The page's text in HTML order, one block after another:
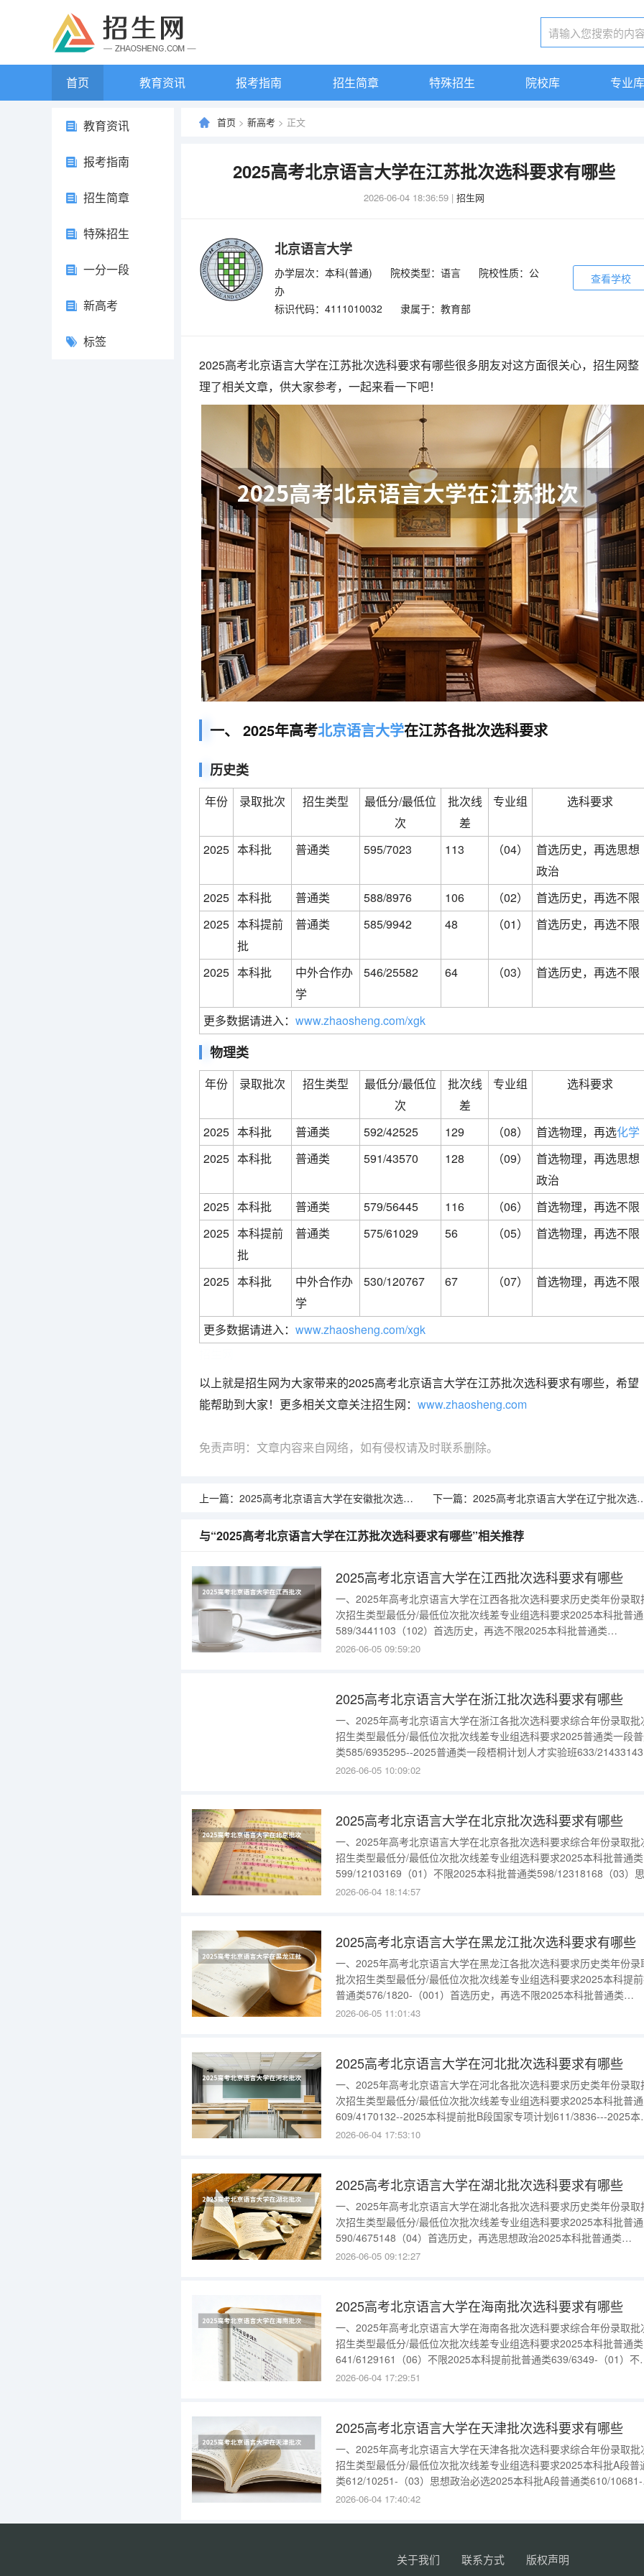
首页 教育资讯 报考指南 招生简章 特殊招生 院校库 专业
教育资讯
报考指南
招生简章
特殊招生
一分一段
新高考
标签
首页 > 新高考 > 正文
2025高考北京语言大学在江苏批次选科要求有哪些
2026-06-04 18:36:59 | 招生网
北京语言大学
办学层次：本科(普通) 院校类型：语言
院校性质：公
办
标识代码：4111010032
隶属于：教育部
查看学校
2025高考北京语言大学在江苏批次选科要求有哪些很多朋友对这方面很关心，招生网整
理了相关文章，供大家参考，一起来看一下吧！
一、 2025年高考北京语言大学在江苏各批次选科要求
历史类
年份 录取批次 招生类型
最低分/最低位
次
批次线
差
专业组 选科要求
2025 本科批 普通类 595/7023 113 （04）
首选历史，再选思想
政治
2025 本科批 普通类 588/8976 106 （02）
首选历史，再选不限
2025 本科提前
批
普通类 585/9942 48 （01） 首选历史，再选不限
2025 本科批
中外合作办
学
546/25582 64 （03） 首选历史，再选不限
更多数据请进入： www.zhaosheng.com/xgk
物理类
年份 录取批次 招生类型
最低分/最低位
次
批次线
差
专业组 选科要求
2025 本科批 普通类 592/42525 129 （08） 首选物理，再选化学
2025 本科批 普通类 591/43570 128 （09）
首选物理，再选思想
政治
2025 本科批 普通类 579/56445 116 （06）
首选物理，再选不限
2025 本科提前
批
普通类 575/61029 56 （05） 首选物理，再选不限
2025 本科批
中外合作办
学
530/120767 67 （07） 首选物理，再选不限
更多数据请进入： www.zhaosheng.com/xgk
以上就是招生网为大家带来的2025高考北京语言大学在江苏批次选科要求有哪些，希望
能帮助到大家！更多相关文章关注招生网： www.zhaosheng.com
免责声明：文章内容来自网络，如有侵权请及时联系删除。
上一篇： 2025高考北京语言大学在安徽批次选科要求有哪些 下一篇： 2025高考北京语言大学在辽宁批次选科要求有哪些
与“2025高考北京语言大学在江苏批次选科要求有哪些”相关推荐
2025高考北京语言大学在江西批次选科要求有哪些
一、2025年高考北京语言大学在江西各批次选科要求历史类年份录取
次招生类型最低分/最低位次批次线差专业组选科要求2025本科批普
589/3441103（102）首选历史，再选不限2025本科批普通类
553/1166767（103）首选历史，再选不限2025本科提前批普通类-/--
2026-06-05 09:59:20
2025高考北京语言大学在浙江批次选科要求有哪些
一、2025年高考北京语言大学在浙江各批次选科要求综合年份录取批
招生类型最低分/最低位次批次线差专业组选科要求2025普通类一段
类585/6935295--2025普通类一段梧桐计划人才实验班633/
-2025普通类一段中外合作办学541/12347051--更多数据请进入：
2026-06-05 10:09:02
2025高考北京语言大学在北京批次选科要求有哪些
一、2025年高考北京语言大学在北京各批次选科要求综合年份录取批
招生类型最低分/最低位次批次线差专业组选科要求2025本科批普通类
599/12103169（01）不限2025本科批普通类598/12318168（03）
政治必选2025本科提前批A段普通类592/1365073（08）不限2025本
2026-06-04 18:14:57
2025高考北京语言大学在黑龙江批次选科要求有哪些
一、2025年高考北京语言大学在黑龙江各批次选科要求历史类年份录
批次招生类型最低分/最低位次批次线差专业组选科要求2025本科提
普通类576/1820-（001）首选历史，再选不限2025本科批普通类
571/2112166（002）首选历史，再选不限2025本科批中外合作办学
2026-06-05 11:01:43
2025高考北京语言大学在河北批次选科要求有哪些
一、2025年高考北京语言大学在河北各批次选科要求历史类年份录取
次招生类型最低分/最低位次批次线差专业组选科要求2025本科批普
609/4170132--2025本科提前批B段国家专项计划611/3836---2025本
批中外合作办学544/2542767--更多数据请进入：{$cate_url}物理类
2026-06-04 17:53:10
2025高考北京语言大学在湖北批次选科要求有哪些
一、2025年高考北京语言大学在湖北各批次选科要求历史类年份录取
次招生类型最低分/最低位次批次线差专业组选科要求2025本科批普
590/4675148（04）首选历史，再选思想政治2025本科批普通类
590/4675148（03）首选历史，再选不限2025本科提前批普通类
2026-06-05 09:12:27
2025高考北京语言大学在海南批次选科要求有哪些
一、2025年高考北京语言大学在海南各批次选科要求综合年份录取批
招生类型最低分/最低位次批次线差专业组选科要求2025本科批普通类
641/6129161（06）不限2025本科提前批普通类639/6349-（01）不
2025本科批普通类618/9132138（07）物理必选2025本科批普通类
2026-06-04 17:29:51
2025高考北京语言大学在天津批次选科要求有哪些
一、2025年高考北京语言大学在天津各批次选科要求综合年份录取批
招生类型最低分/最低位次批次线差专业组选科要求2025本科批A段普
类612/10251-（03）思想政治必选2025本科批A段普通类610/10681-
（04）物理、化学(2科必选)2025本科批A段普通类608/11105-（05
604/1
2026-06-04 17:40:42
关于我们 联系方式 版权声明